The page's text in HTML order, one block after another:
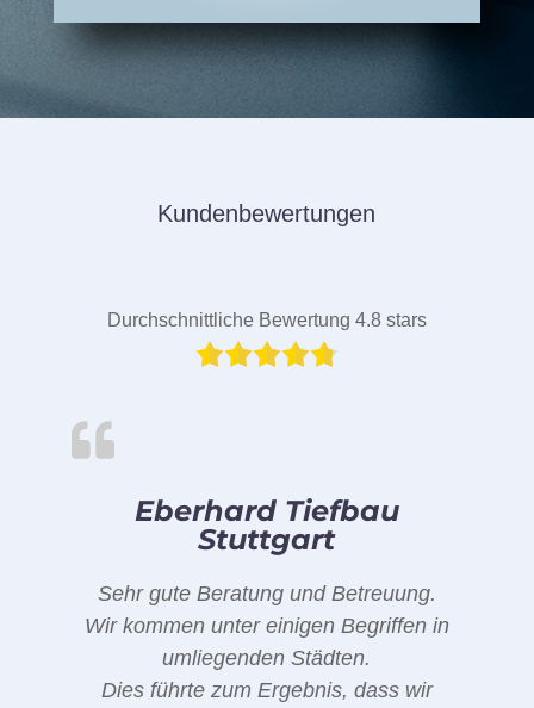
Kundenbewertungen
Durchschnittliche Bewertung 4.8 stars
Eberhard Tiefbau
Stuttgart
Sehr gute Beratung und Betreuung.
Wir kommen unter einigen Begriffen in
umliegenden Städten.
Dies führte zum Ergebnis, dass wir